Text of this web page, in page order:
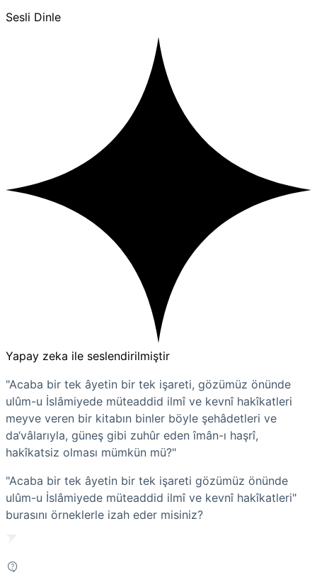
Sesli Dinle
Yapay zeka ile seslendirilmiştir
"Acaba bir tek âyetin bir tek işareti, gözümüz önünde
ulûm-u İslâmiyede müteaddid ilmî ve kevnî hakîkatleri
meyve veren bir kitabın binler böyle şehâdetleri ve
da‘vâlarıyla, güneş gibi zuhûr eden îmân-ı haşrî,
hakîkatsiz olması mümkün mü?"
"Acaba bir tek âyetin bir tek işareti gözümüz önünde
ulûm-u İslâmiyede müteaddid ilmî ve kevnî hakîkatleri"
burasını örneklerle izah eder misiniz?